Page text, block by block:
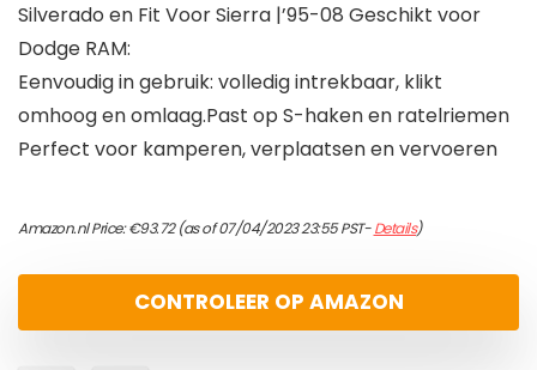
Silverado en Fit Voor Sierra |’95-08 Geschikt voor
Dodge RAM:
Eenvoudig in gebruik: volledig intrekbaar, klikt
omhoog en omlaag.Past op S-haken en ratelriemen
Perfect voor kamperen, verplaatsen en vervoeren
Amazon.nl Price:€93.72(as of 07/04/2023 23:55 PST-Details)
CONTROLEER OP AMAZON